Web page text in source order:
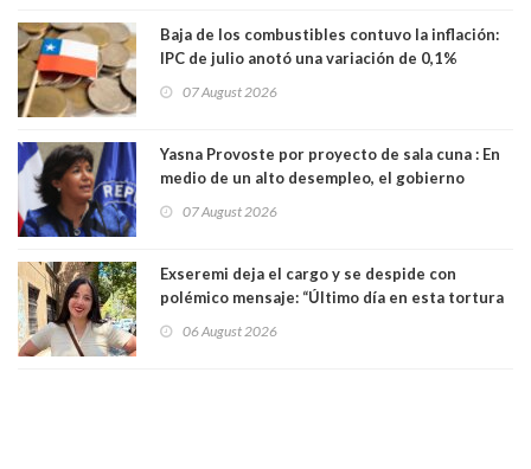
Baja de los combustibles contuvo la inflación:
IPC de julio anotó una variación de 0,1%
07 August 2026
Yasna Provoste por proyecto de sala cuna : En
medio de un alto desempleo, el gobierno
07 August 2026
Exseremi deja el cargo y se despide con
polémico mensaje: “Último día en esta tortura
06 August 2026